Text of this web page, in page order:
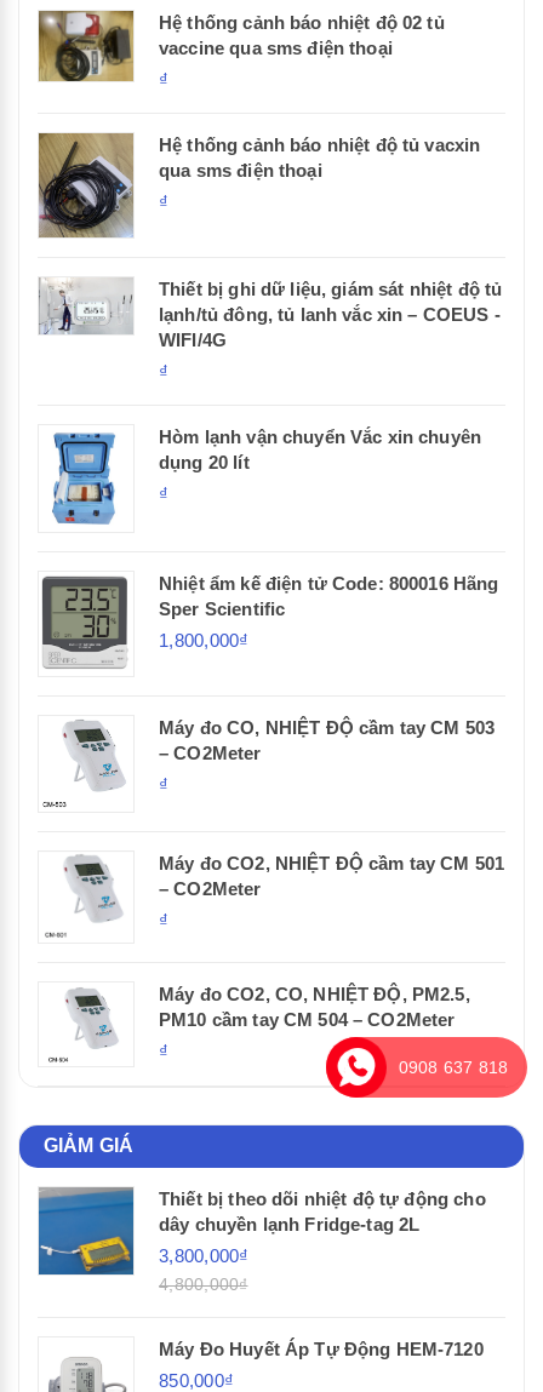
Hệ thống cảnh báo nhiệt độ 02 tủ
vaccine qua sms điện thoại
₫
Hệ thống cảnh báo nhiệt độ tủ vacxin
qua sms điện thoại
₫
Thiết bị ghi dữ liệu, giám sát nhiệt độ tủ
lạnh/tủ đông, tủ lanh vắc xin – COEUS -
WIFI/4G
₫
Hòm lạnh vận chuyển Vắc xin chuyên
dụng 20 lít
₫
Nhiệt ẩm kế điện tử Code: 800016 Hãng
Sper Scientific
1,800,000₫
Máy đo CO, NHIỆT ĐỘ cầm tay CM 503
– CO2Meter
₫
Máy đo CO2, NHIỆT ĐỘ cầm tay CM 501
– CO2Meter
₫
Máy đo CO2, CO, NHIỆT ĐỘ, PM2.5,
PM10 cầm tay CM 504 – CO2Meter
₫
GIẢM GIÁ
Thiết bị theo dõi nhiệt độ tự động cho
dây chuyền lạnh Fridge-tag 2L
3,800,000₫
4,800,000₫
Máy Đo Huyết Áp Tự Động HEM-7120
850,000₫
0908 637 818